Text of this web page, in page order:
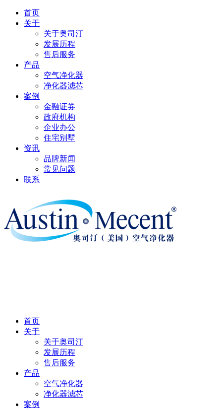
首页
关于
关于奥司汀
发展历程
售后服务
产品
空气净化器
净化器滤芯
案例
金融证券
政府机构
企业办公
住宅别墅
资讯
品牌新闻
常见问题
联系
首页
关于
关于奥司汀
发展历程
售后服务
产品
空气净化器
净化器滤芯
案例